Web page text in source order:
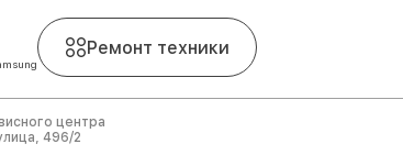
Ремонт техники
центра
496/2